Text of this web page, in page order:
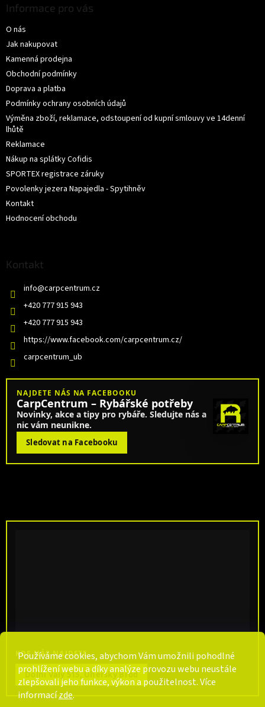
Používáme cookies, abychom Vám umožnili pohodlné
prohlížení webu a díky analýze provozu webu neustále
zlepšovali jeho funkce, výkon a použitelnost. Více
informacízde.
Informace pro vás
O nás
Jak nakupovat
Kamenná prodejna
Obchodní podmínky
Doprava a platba
Podmínky ochrany osobních údajů
Výměna zboží, reklamace, odstoupení od kupní smlouvy ve 14denní
lhůtě
Reklamace
Nákup na splátky Cofidis
SPORTEX registrace záruky
Povolenky jezera Napajedla - Spytihněv
Kontakt
Hodnocení obchodu
Kontakt
info@carpcentrum.cz
+420 777 915 943
+420 777 915 943
https://www.facebook.com/carpcentrum.cz/
carpcentrum_ub
NAJDETE NÁS NA FACEBOOKU
CarpCentrum – Rybářské potřeby
Novinky, akce a tipy pro rybáře. Sledujte nás a
nic vám neunikne.
Sledovat na Facebooku
KDE NÁS NAJDETE
Dolní Valy 515, Uherský Brod